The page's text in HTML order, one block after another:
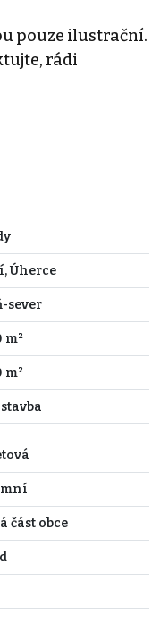
pouze ilustrační.
rádi
Úherce
sever
m²
m²
část obce